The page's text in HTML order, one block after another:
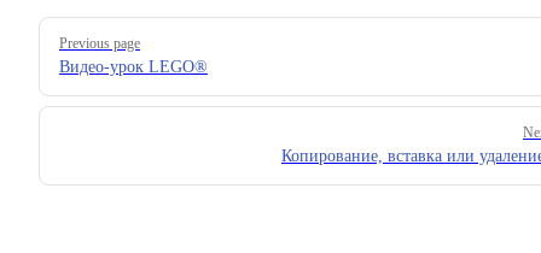
Pager
Previous page
Видео-урок LEGO®
Копирование, вставка или